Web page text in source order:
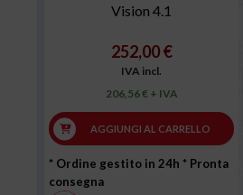
Vision 4.1
252,00 €
IVA incl.
206,56 € + IVA
AGGIUNGI AL CARRELLO
* Ordine gestito in 24h * Pronta
consegna